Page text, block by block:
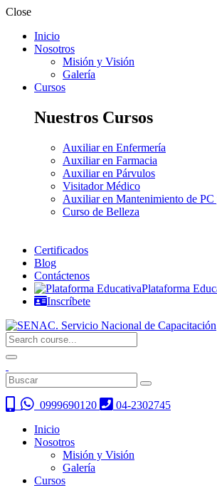
Close
Inicio
Nosotros
Misión y Visión
Galería
Cursos
Nuestros Cursos
Auxiliar en Enfermería
Auxiliar en Farmacia
Auxiliar en Párvulos
Visitador Médico
Auxiliar en Mantenimiento de PC
Curso de Belleza
Certificados
Blog
Contáctenos
Plataforma
Inscríbete
0999690120
04-2302745
Inicio
Nosotros
Misión y Visión
Galería
Cursos